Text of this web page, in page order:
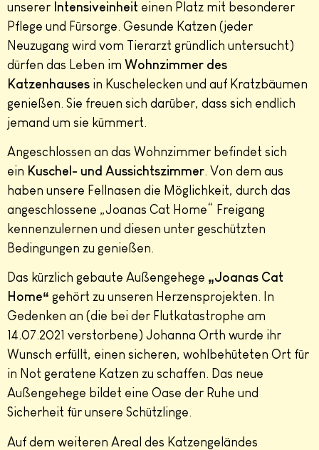
unserer Intensiveinheit einen Platz mit besonderer
Pflege und Fürsorge. Gesunde Katzen (jeder
Neuzugang wird vom Tierarzt gründlich untersucht)
dürfen das Leben im Wohnzimmer des
Katzenhauses in Kuschelecken und auf Kratzbäumen
genießen. Sie freuen sich darüber, dass sich endlich
jemand um sie kümmert.
Angeschlossen an das Wohnzimmer befindet sich
ein Kuschel- und Aussichtszimmer. Von dem aus
haben unsere Fellnasen die Möglichkeit, durch das
angeschlossene „Joanas Cat Home“ Freigang
kennenzulernen und diesen unter geschützten
Bedingungen zu genießen.
Das kürzlich gebaute Außengehege „Joanas Cat
Home“ gehört zu unseren Herzensprojekten. In
Gedenken an (die bei der Flutkatastrophe am
14.07.2021 verstorbene) Johanna Orth wurde ihr
Wunsch erfüllt, einen sicheren, wohlbehüteten Ort für
in Not geratene Katzen zu schaffen. Das neue
Außengehege bildet eine Oase der Ruhe und
Sicherheit für unsere Schützlinge.
Auf dem weiteren Areal des Katzengeländes